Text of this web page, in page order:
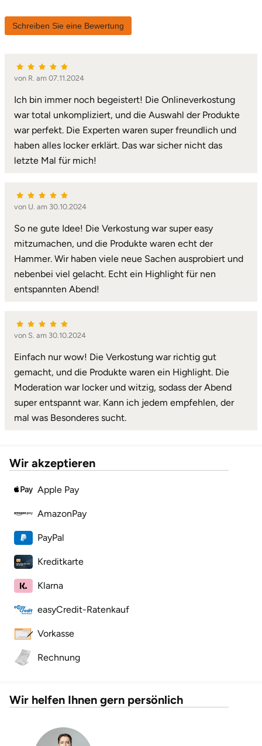
Schreiben Sie eine Bewertung
von R. am 07.11.2024
Ich bin immer noch begeistert! Die Onlineverkostung
war total unkompliziert, und die Auswahl der Produkte
war perfekt. Die Experten waren super freundlich und
haben alles locker erklärt. Das war sicher nicht das
letzte Mal für mich!
von U. am 30.10.2024
So ne gute Idee! Die Verkostung war super easy
mitzumachen, und die Produkte waren echt der
Hammer. Wir haben viele neue Sachen ausprobiert und
nebenbei viel gelacht. Echt ein Highlight für nen
entspannten Abend!
von S. am 30.10.2024
Einfach nur wow! Die Verkostung war richtig gut
gemacht, und die Produkte waren ein Highlight. Die
Moderation war locker und witzig, sodass der Abend
super entspannt war. Kann ich jedem empfehlen, der
mal was Besonderes sucht.
Wir akzeptieren
Apple Pay
AmazonPay
PayPal
Kreditkarte
Klarna
easyCredit-Ratenkauf
Vorkasse
Rechnung
Wir helfen Ihnen gern persönlich
Herzogenaurach
Homburg
Horb am Neckar
Ibbenbüren
Ingolstadt
Jena
Jerichower Land
Kamp-Lintfort
Kerken
Kiel
Kronach
Kulmbach
Köln
Landshut
Langenselbold
Leipzig
Leutkirch
Ludwigslust-Parchim